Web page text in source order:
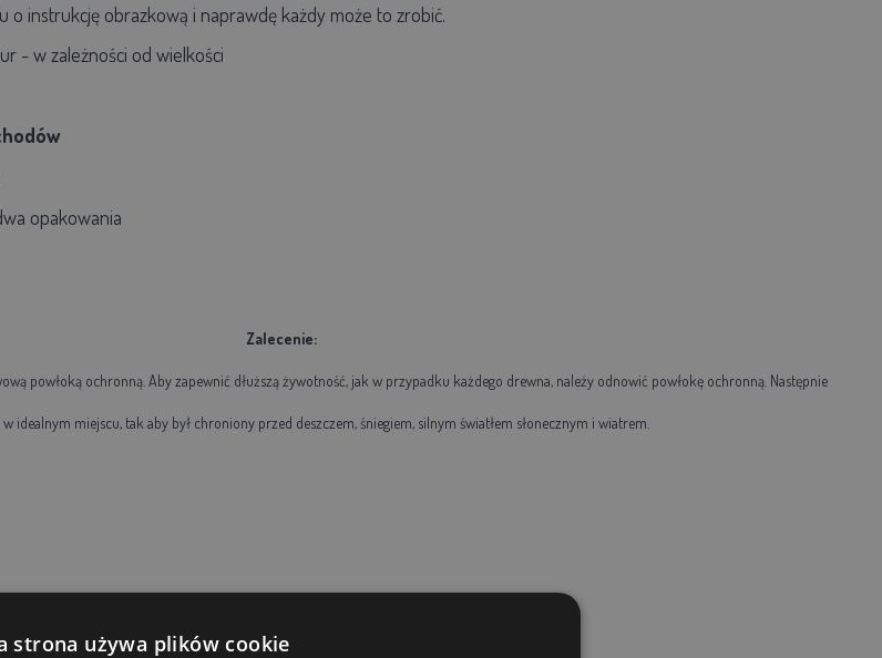
o instrukcję obrazkową i naprawdę każdy może to zrobić.
- w zależności od wielkości
opakowania
Zalecenie:
powłoką ochronną. Aby zapewnić dłuższą żywotność, jak w przypadku każdego drewna, należy odnowić powłokę ochronną. Następnie
idealnym miejscu, tak aby był chroniony przed deszczem, śniegiem, silnym światłem słonecznym i wiatrem.
strona używa plików cookie